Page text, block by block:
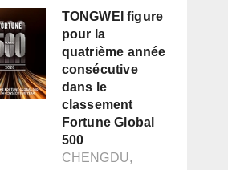
TONGWEI figure
pour la
quatrième année
consécutive
dans le
classement
Fortune Global
500
CHENGDU,